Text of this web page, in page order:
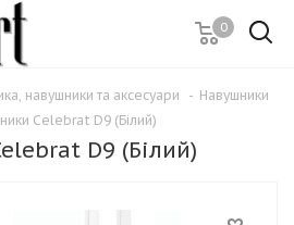
0
навушники та аксесуари - Навушники
Celebrat D9 (Білий)
D9 (Білий)